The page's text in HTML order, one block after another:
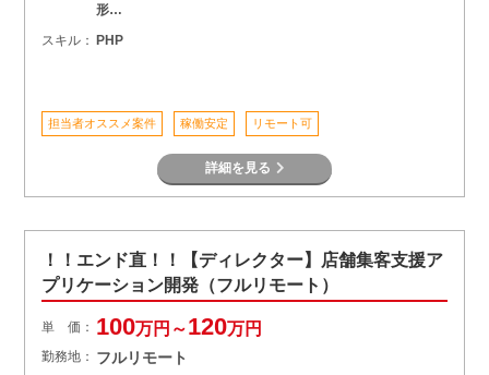
形…
スキル： PHP
担当者オススメ案件 稼働安定 リモート可
詳細を見る
！！エンド直！！【ディレクター】店舗集客支援ア
プリケーション開発（フルリモート）
単 価： 100万円～120万円
勤務地： フルリモート